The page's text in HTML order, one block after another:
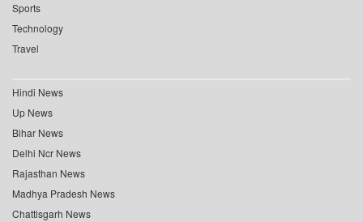
Sports
Technology
Travel
Hindi News
Up News
Bihar News
Delhi Ncr News
Rajasthan News
Madhya Pradesh News
Chattisgarh News